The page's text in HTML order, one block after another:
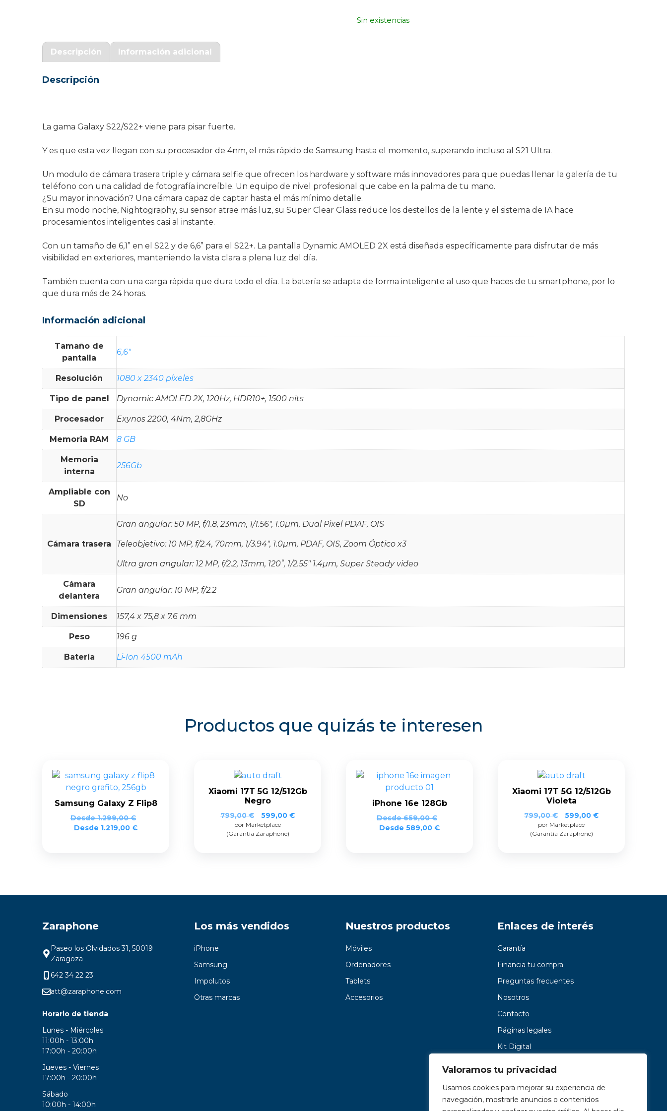
Valoramos tu privacidad
Usamos cookies para mejorar su experiencia de
navegación, mostrarle anuncios o contenidos
Sin existencias
Descripción Información adicional
Descripción
La gama Galaxy S22/S22+ viene para pisar fuerte.
Y es que esta vez llegan con su procesador de 4nm, el más rápido de Samsung hasta el momento, superando incluso al S21 Ultra.
Un modulo de cámara trasera triple y cámara selfie que ofrecen los hardware y software más innovadores para que puedas llenar la galería de tu
teléfono con una calidad de fotografía increíble. Un equipo de nivel profesional que cabe en la palma de tu mano.
¿Su mayor innovación? Una cámara capaz de captar hasta el más mínimo detalle.
En su modo noche, Nightography, su sensor atrae más luz, su Super Clear Glass reduce los destellos de la lente y el sistema de IA hace
procesamientos inteligentes casi al instante.
Con un tamaño de 6,1” en el S22 y de 6,6” para el S22+. La pantalla Dynamic AMOLED 2X está diseñada específicamente para disfrutar de más
visibilidad en exteriores, manteniendo la vista clara a plena luz del día.
También cuenta con una carga rápida que dura todo el día. La batería se adapta de forma inteligente al uso que haces de tu smartphone, por lo
que dura más de 24 horas.
Información adicional
Tamaño de
pantalla
6,6"
Resolución 1080 x 2340 píxeles
Tipo de panel Dynamic AMOLED 2X, 120Hz, HDR10+, 1500 nits
Procesador Exynos 2200, 4Nm, 2,8GHz
Memoria RAM 8 GB
Memoria
interna
256Gb
Ampliable con
SD
No
Cámara trasera
Gran angular: 50 MP, f/1.8, 23mm, 1/1.56", 1.0µm, Dual Pixel PDAF, OIS
Teleobjetivo: 10 MP, f/2.4, 70mm, 1/3.94", 1.0µm, PDAF, OIS, Zoom Óptico x3
Ultra gran angular: 12 MP, f/2.2, 13mm, 120˚, 1/2.55" 1.4µm, Super Steady video
Cámara
delantera
Gran angular: 10 MP, f/2.2
Dimensiones 157,4 x 75,8 x 7.6 mm
Peso 196 g
Batería Li-Ion 4500 mAh
Productos que quizás te interesen
Samsung Galaxy Z Flip8
Desde1.299,00€
Desde 1.219,00 €
Xiaomi 17T 5G 12/512Gb
Negro
799,00€
El
precio
original
599,00 €El
por Marketplace
(Garantía Zaraphone)
iPhone 16e 128Gb
Desde659,00€
Desde 589,00 €
Xiaomi 17T 5G 12/512Gb
Violeta
799,00€
El
precio
original
599,00 €El
por Marketplace
(Garantía Zaraphone)
Zaraphone
Paseo los Olvidados 31, 50019
Zaragoza
642 34 22 23
att@zaraphone.com
Horario de tienda
Lunes - Miércoles
11:00h - 13:00h
17:00h - 20:00h
Jueves - Viernes
17:00h - 20:00h
Sábado
10:00h - 14:00h
Los más vendidos
iPhone
Samsung
Impolutos
Otras marcas
Nuestros productos
Móviles
Ordenadores
Tablets
Accesorios
Enlaces de interés
Garantía
Financia tu compra
Preguntas frecuentes
Nosotros
Contacto
Páginas legales
Kit Digital